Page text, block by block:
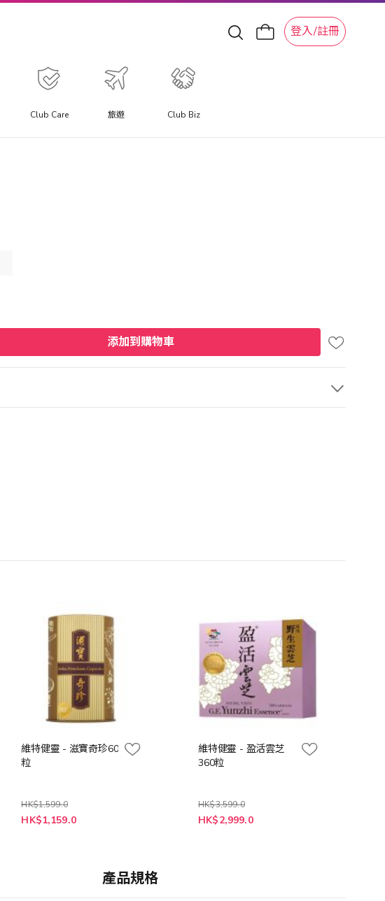
登入/註冊
Club Care 旅遊 Club Biz
添加到購物車
維特健靈 - 滋寶奇珍60
粒
HK$1,599.0
特
HK$1,159.0
維特健靈 - 盈活雲芝
360粒
HK$3,599.0
特
HK$2,999.0
產品規格